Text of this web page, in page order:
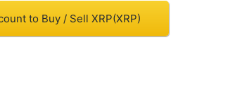
to Buy / Sell XRP(XRP)